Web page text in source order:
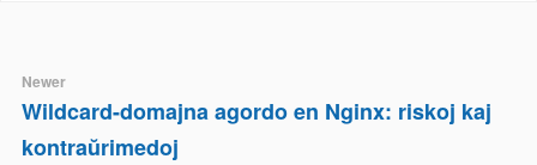
Newer
Wildcard-domajna agordo en Nginx: riskoj kaj
kontraŭrimedoj